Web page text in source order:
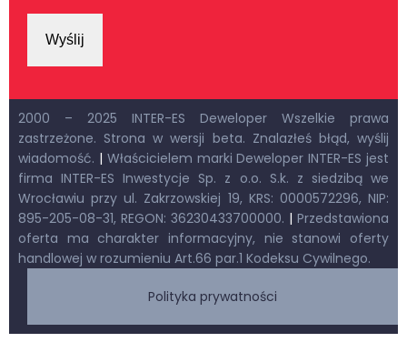
2000 – 2025 INTER-ES Deweloper Wszelkie prawa
zastrzeżone. Strona w wersji beta. Znalazłeś błąd, wyślij
wiadomość. | Właścicielem marki Deweloper INTER-ES jest
firma INTER-ES Inwestycje Sp. z o.o. S.k. z siedzibą we
Wrocławiu przy ul. Zakrzowskiej 19, KRS: 0000572296, NIP:
895-205-08-31, REGON: 36230433700000. | Przedstawiona
oferta ma charakter informacyjny, nie stanowi oferty
handlowej w rozumieniu Art.66 par.1 Kodeksu Cywilnego.
Polityka prywatności